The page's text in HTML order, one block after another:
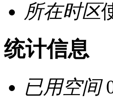
所在时区
统计信息
已用空间